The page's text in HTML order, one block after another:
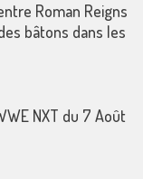
Roman Reigns
bâtons dans les
NXT du 7 Août